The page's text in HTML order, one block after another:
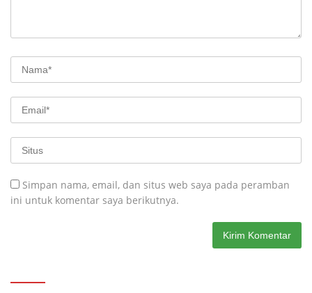
Simpan nama, email, dan situs web saya pada peramban
ini untuk komentar saya berikutnya.